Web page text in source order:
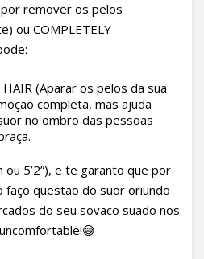
remover os pelos
ou COMPLETELY
(Aparar os pelos da sua
completa, mas ajuda
no ombro das pessoas
ou 5’2”), e te garanto que por
faço questão do suor oriundo
do seu sovaco suado nos